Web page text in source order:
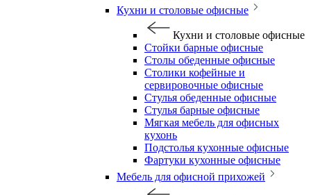
Кухни и столовые офисные
Кухни и столовые офисные
Стойки барные офисные
Столы обеденные офисные
Столики кофейные и
сервировочные офисные
Стулья обеденные офисные
Стулья барные офисные
Мягкая мебель для офисных
кухонь
Подстолья кухонные офисные
Фартуки кухонные офисные
Мебель для офисной прихожей